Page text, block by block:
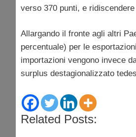
verso 370 punti, e
Allargando il fronte agli altri
percentuale) per le
importazioni vengono invece
surplus destagionalizzato
Related Posts: